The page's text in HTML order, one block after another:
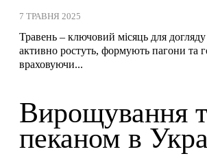
7 ТРАВНЯ 2025
Травень – ключовий місяць для
активно ростуть, формують пагони та
враховуючи...
Вирощування
пеканом в